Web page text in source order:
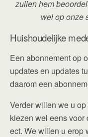
zullen hem
wel op onze
Huishoudelijke
Een abonnement op
updates en updates
daarom een
Verder willen we u
kiezen wel eens voor
ect. We willen u erop